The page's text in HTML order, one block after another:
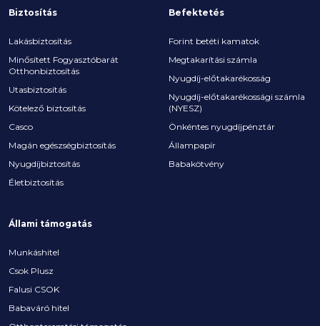
Biztosítás
Lakásbiztosítás
Minősített Fogyasztóbarát
Otthonbiztosítás
Utasbiztosítás
Kötelező biztosítás
Casco
Magán egészségbiztosítás
Nyugdíjbiztosítás
Életbiztosítás
Befektetés
Forint betéti kamatok
Megtakarítási számla
Nyugdíj-előtakarékosság
Nyugdíj-előtakarékossági számla
(NYESZ)
Önkéntes nyugdíjpénztár
Állampapír
Babakötvény
Állami támogatás
Munkáshitel
Csok Plusz
Falusi CSOK
Babaváró hitel